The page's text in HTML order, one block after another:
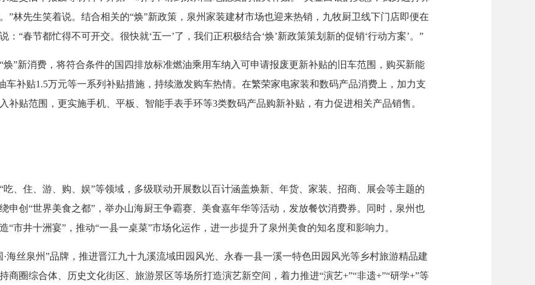
”林先生笑着说。结合相关的“焕”新政策，泉州家装建材市场也迎来热销，九牧厨卫线下门店即便在
“春节都忙得不可开交。很快就‘五一’了，我们正积极结合‘焕’新政策策划新的促销‘行动方案’。”
新消费，将符合条件的国四排放标准燃油乘用车纳入可申请报废更新补贴的旧车范围，购买新能
车补贴1.5万元等一系列补贴措施，持续激发购车热情。在繁荣家电家装和数码产品消费上，加力支
补贴范围，更实施手机、平板、智能手表手环等3类数码产品购新补贴，有力促进相关产品销售。
住、游、购、娱”等领域，多级联动开展数以百计涵盖焕新、年货、家装、招商、展会等主题的
申创“世界美食之都”，举办山海厨王争霸赛、美食嘉年华等活动，发放餐饮消费券。同时，泉州也
市井十洲宴”，推动“一县一桌菜”市场化运作，进一步提升了泉州美食的知名度和影响力。
丝泉州”品牌，推进晋江九十九溪流域田园风光、永春一县一溪一特色田园风光等乡村旅游精品建
商圈综合体、历史文化街区、旅游景区等场所打造演艺新空间，着力推进“演艺+”“非遗+”“研学+”等